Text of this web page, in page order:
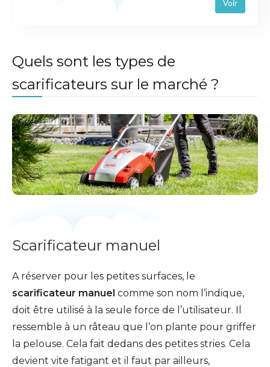
Voir
Quels sont les types de
scarificateurs sur le marché ?
Scarificateur manuel
A réserver pour les petites surfaces, le
scarificateur manuel comme son nom l’indique,
doit être utilisé à la seule force de l’utilisateur. Il
ressemble à un râteau que l’on plante pour griffer
la pelouse. Cela fait dedans des petites stries. Cela
devient vite fatigant et il faut par ailleurs,